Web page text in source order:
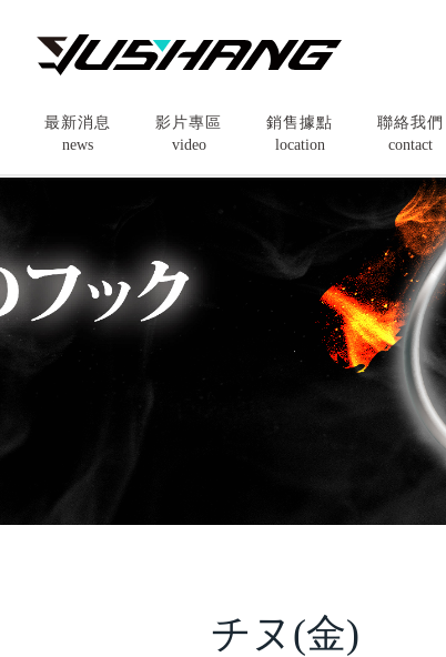
最新消息
news
影片專區
video
銷售據點
location
聯絡我們
contact
チヌ(金)